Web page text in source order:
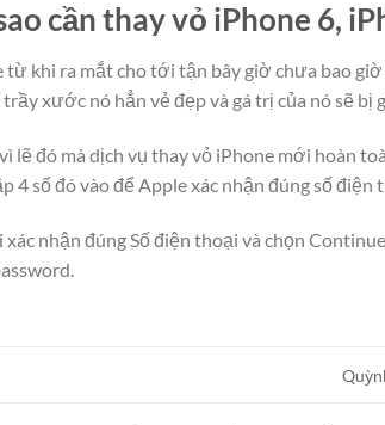
cần thay vỏ iPhone 6,
từ khi ra mắt cho tới tận bây giờ chưa bao
trầy xước nó hẳn vẻ đẹp và gá trị của nó sẽ bị
lẽ đó mà dịch vụ thay vỏ iPhone mới hoàn
4 số đó vào để Apple xác nhận đúng số điện
xác nhận đúng Số điện thoại và chọn